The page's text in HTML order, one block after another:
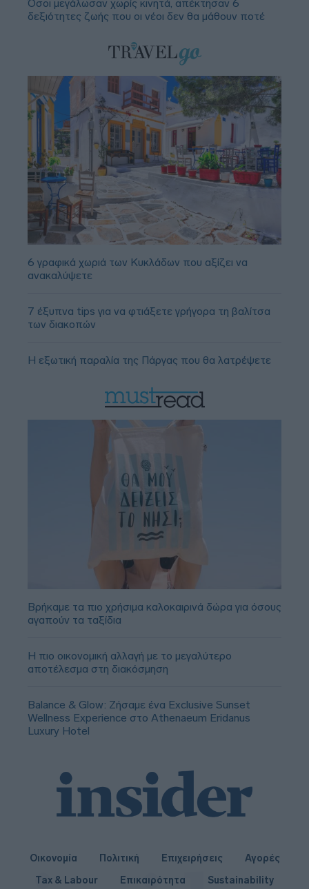
Όσοι μεγάλωσαν χωρίς κινητά, απέκτησαν 6
δεξιότητες ζωής που οι νέοι δεν θα μάθουν ποτέ
6 γραφικά χωριά των Κυκλάδων που αξίζει να
ανακαλύψετε
7 έξυπνα tips για να φτιάξετε γρήγορα τη βαλίτσα
των διακοπών
Η εξωτική παραλία της Πάργας που θα λατρέψετε
Βρήκαμε τα πιο χρήσιμα καλοκαιρινά δώρα για όσους
αγαπούν τα ταξίδια
Η πιο οικονομική αλλαγή με το μεγαλύτερο
αποτέλεσμα στη διακόσμηση
Balance & Glow: Ζήσαμε ένα Exclusive Sunset
Wellness Experience στο Athenaeum Eridanus
Luxury Hotel
Οικονομία Πολιτική Επιχειρήσεις
Αγορές
Tax & Labour
Επικαιρότητα Sustainability